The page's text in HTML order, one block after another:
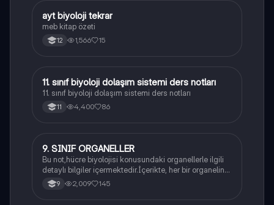
Biyoloji
ayt biyoloji tekrar
meb kitap özeti
12 1,566 15
Biyoloji
11. sınıf biyoloji dolaşım sistemi ders notları
11. sınıf biyoloji dolaşım sistemi ders notları
11 4,400 86
Biyoloji
9. SINIF ORGANELLER
Bu not,hücre biyolojisi konusundaki organellerle ilgili
detaylı bilgiler içermektedir.İçerikte, her bir organelin
yapısı,fonksiyonları ve hücre içindeki rolü
açıklanmaktadır.
9 2,009 145